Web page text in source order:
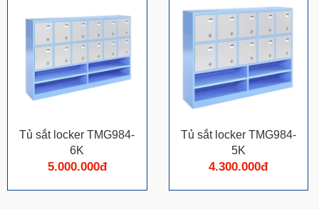
Tủ sắt locker TMG984-
6K
5.000.000đ
Tủ sắt locker TMG984-
5K
4.300.000đ